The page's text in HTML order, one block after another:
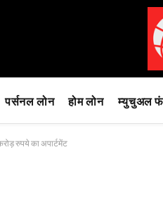
पर्सनल लोन होम लोन म्युचुअल
रुपये का अपार्टमेंट